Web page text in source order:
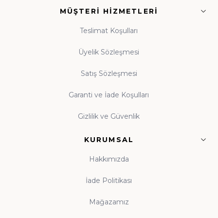
• Tasavvuf ve Dua:Manevi dünyanızı
başta olmak üzere alanında güvenilir onlarca
Kitap okuma alışkanlığı, çocukluk çağında atılan
tohumun ömür boyu meyve vermesidir. Evinde
kitabı hayatının tabii bir parçası olarak benimser. Hz.
MÜŞTERI HIZMETLERI
Teslimat Koşulları
Üyelik Sözleşmesi
Satış Sözleşmesi
Garanti ve İade Koşulları
Gizlilik ve Güvenlik
KURUMSAL
Hakkımızda
İade Politikası
Mağazamız